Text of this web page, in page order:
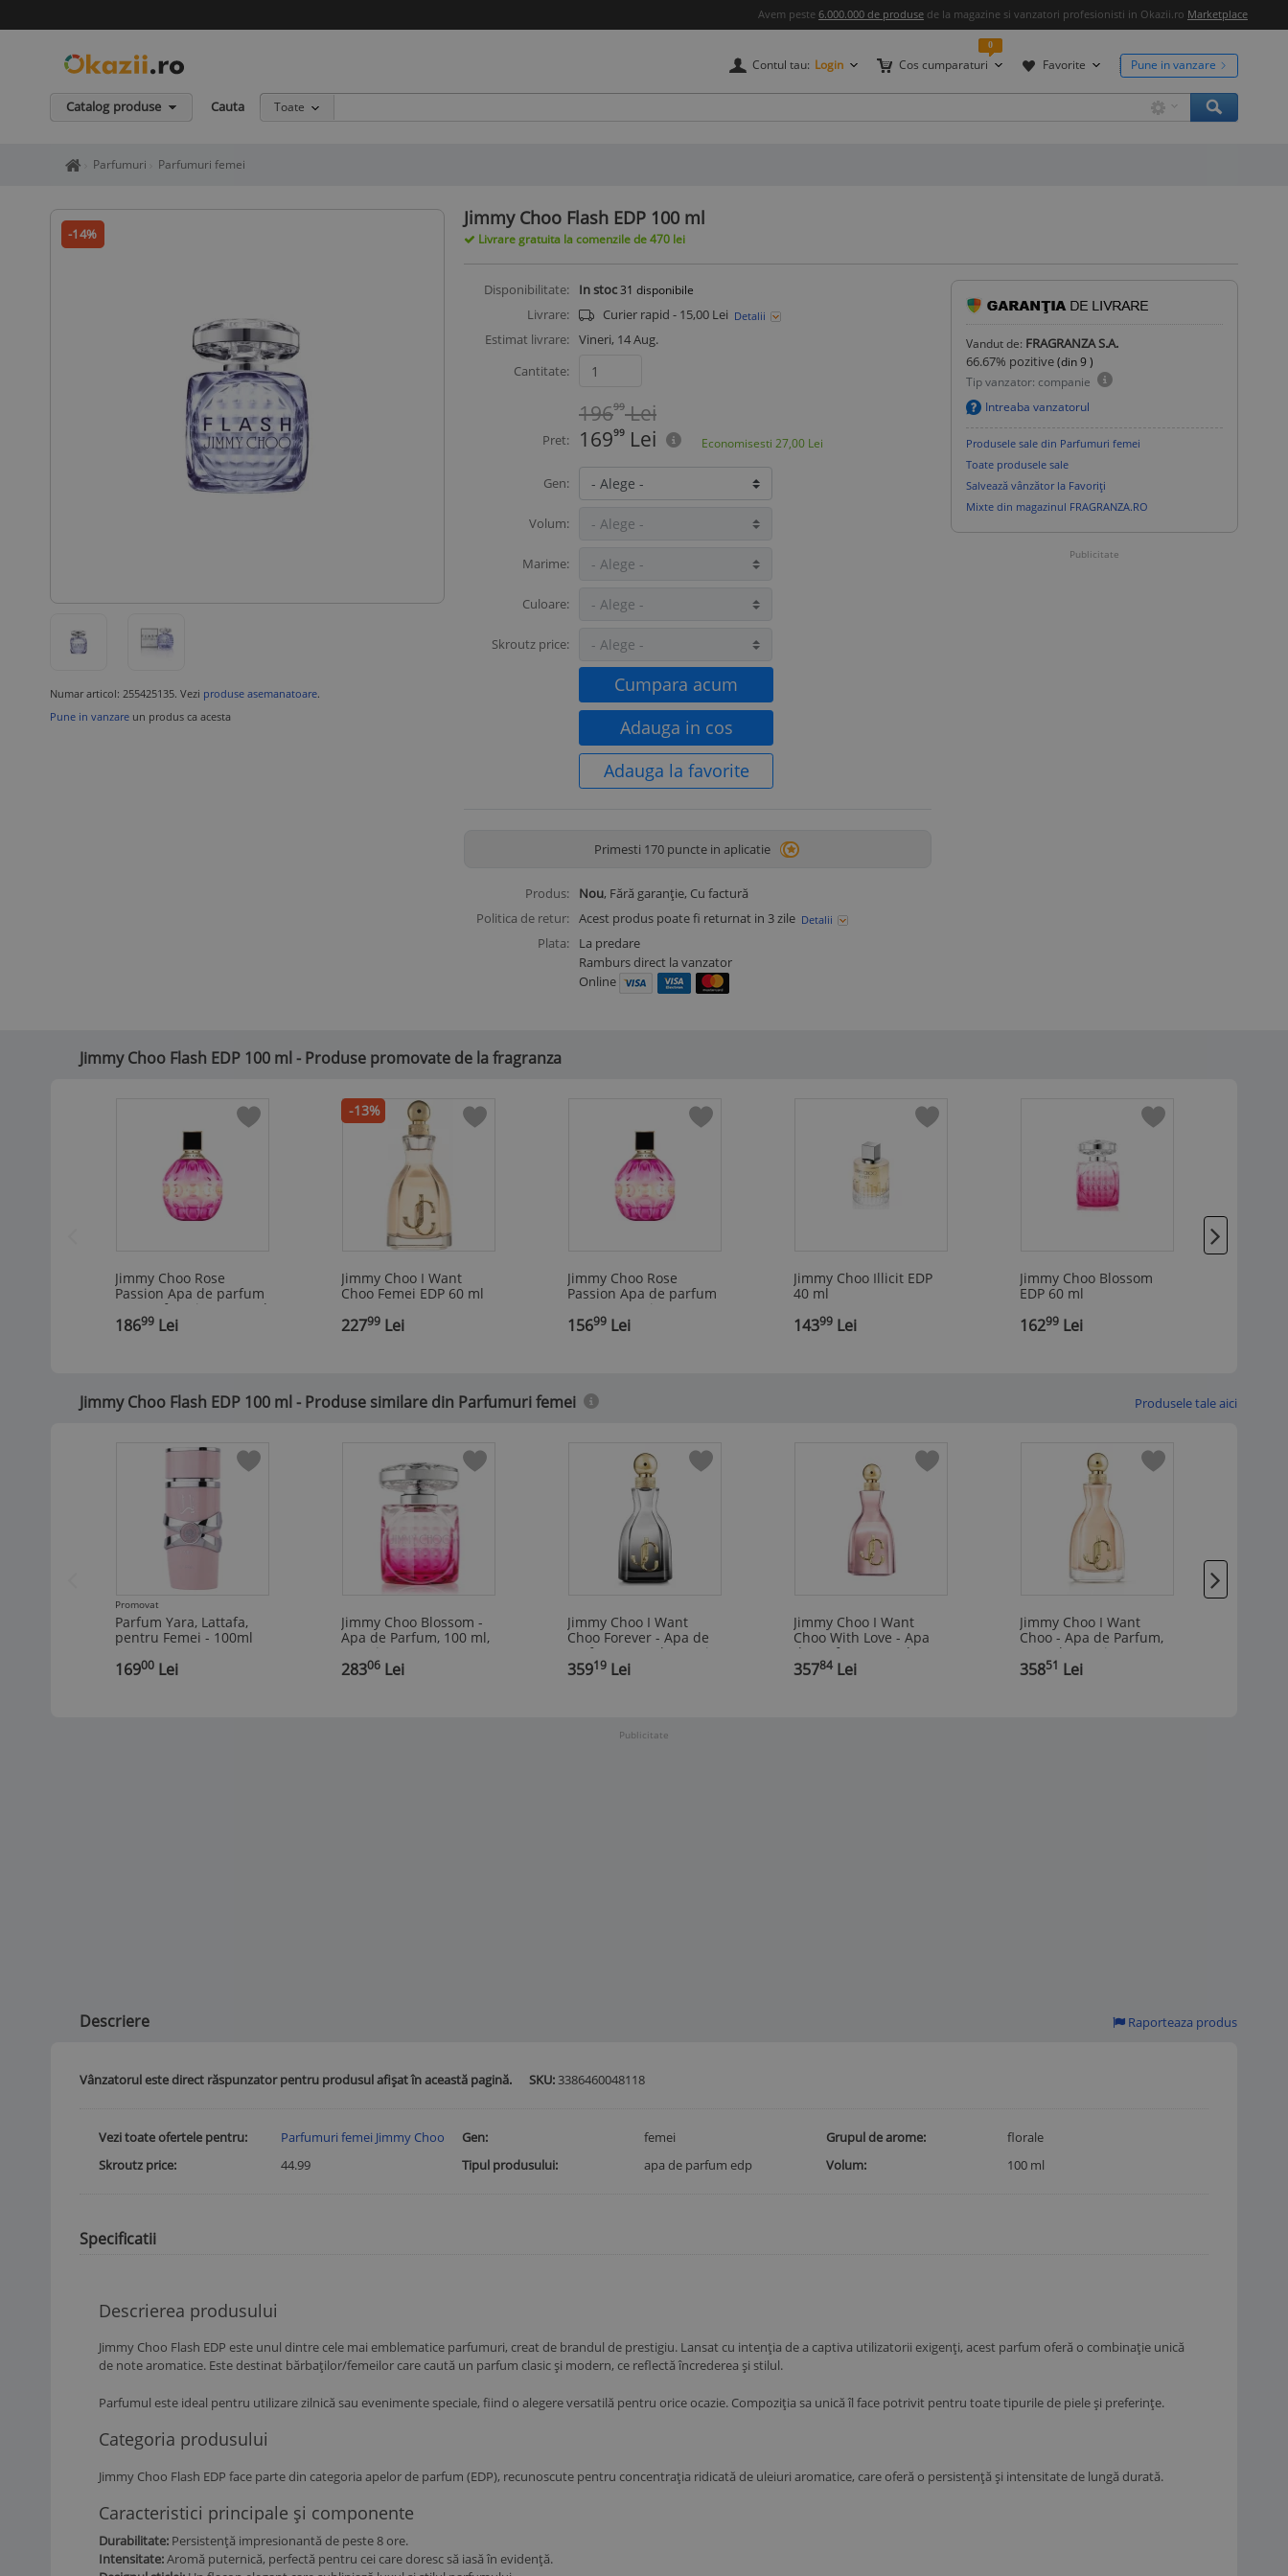
Avem peste 6.000.000 de produse de la magazine si vanzatori profesionisti in Okazii.ro Marketplace
Contul tau: Login Cos cumparaturi
0
Favorite Pune in vanzare
Catalog produse Cauta Toate
Home page okazii.ro - Cumperi in siguranta de la vanzatori de incredere
Parfumuri Parfumuri femei
-14%
Numar articol: 255425135. Vezi produse asemanatoare.
Pune in vanzare un produs ca acesta
Jimmy Choo Flash EDP 100 ml
Livrare gratuita la comenzile de 470 lei
Disponibilitate: In stoc31 disponibile
Livrare: Curier rapid - 15,00 Lei Detalii
Estimat livrare: Vineri, 14 Aug.
Cantitate:
Pret:
19699 Lei
16999 Lei Economisesti 27,00 Lei
Gen:
Volum:
Marime:
Culoare:
Skroutz price:
Cumpara acum
Adauga in cos
Adauga la favorite
Primesti 170 puncte in aplicatie
Produs: Nou, Fără garanție, Cu factură
Politica de retur: Acest produs poate fi returnat in 3 zile Detalii
Plata:
La predare
Ramburs direct la vanzator
Online
Vandut de: FRAGRANZA S.A.
66.67% pozitive(din9)
Tip vanzator: companie
Intreaba vanzatorul
Produsele sale din Parfumuri femei
Toate produsele sale
Salvează vânzător la Favoriți
Mixte din magazinul FRAGRANZA.RO
Publicitate
Jimmy Choo Flash EDP 100 ml - Produse promovate de la fragranza
Jimmy Choo Rose
Passion Apa de parfum
pentru femei EDP 40 ml
18699 Lei
-13%
Jimmy Choo I Want
Choo Femei EDP 60 ml
22799 Lei
Jimmy Choo Rose
Passion Apa de parfum
pentru Femei Tester
EDP 100 ml
15699 Lei
Jimmy Choo Illicit EDP
40 ml
14399 Lei
Jimmy Choo Blossom
EDP 60 ml
16299 Lei
Jimmy Choo Flash EDP 100 ml - Produse similare din Parfumuri femei Produsele tale aici
Promovat
Parfum Yara, Lattafa,
pentru Femei - 100ml
16900 Lei
Jimmy Choo Blossom -
Apa de Parfum, 100 ml,
Femei
28306 Lei
Jimmy Choo I Want
Choo Forever - Apa de
Parfum, 100 ml, Femei
35919 Lei
Jimmy Choo I Want
Choo With Love - Apa
de Parfum, 100 ml,
Femei
35784 Lei
Jimmy Choo I Want
Choo - Apa de Parfum,
100 ml, Femei
35851 Lei
Publicitate
Descriere Raporteaza produs
Vânzatorul este direct răspunzator pentru produsul afișat în această pagină. SKU: 3386460048118
Vezi toate ofertele pentru Parfumuri femei Jimmy Choo Gen femei Grupul de arome
florale
Skroutz price
44.99 Tipul produsului apa de parfum edp Volum 100 ml
Specificatii
Descrierea produsului
Jimmy Choo Flash EDP este unul dintre cele mai emblematice parfumuri, creat de brandul de prestigiu. Lansat cu intenția de a captiva utilizatorii exigenți, acest parfum oferă o combinație unică
de note aromatice. Este destinat bărbaților/femeilor care caută un parfum clasic și modern, ce reflectă încrederea și stilul.
Parfumul este ideal pentru utilizare zilnică sau evenimente speciale, fiind o alegere versatilă pentru orice ocazie. Compoziția sa unică îl face potrivit pentru toate tipurile de piele și preferințe.
Categoria produsului
Jimmy Choo Flash EDP face parte din categoria apelor de parfum (EDP), recunoscute pentru concentrația ridicată de uleiuri aromatice, care oferă o persistență și intensitate de lungă durată.
Caracteristici principale și componente
Durabilitate:Persistență impresionantă de peste 8 ore.
Intensitate:Aromă puternică, perfectă pentru cei care doresc să iasă în evidență.